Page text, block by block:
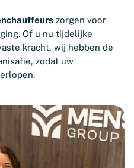
zorgen voor
Of u nu tijdelijke
kracht, wij hebben de
zodat uw